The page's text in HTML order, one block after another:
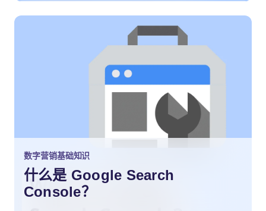
数字营销基础知识
什么是 Google Search
Console？